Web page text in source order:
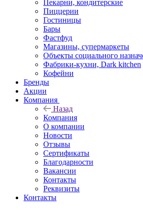
Пекарни, кондитерские
Пиццерии
Гостиницы
Бары
Фастфуд
Магазины, супермаркеты
Объекты социального
Фабрики-кухни, Dark kitchen
Кофейни
Бренды
Акции
Компания
Назад
Компания
О компании
Новости
Отзывы
Сертификаты
Благодарности
Вакансии
Контакты
Реквизиты
Контакты